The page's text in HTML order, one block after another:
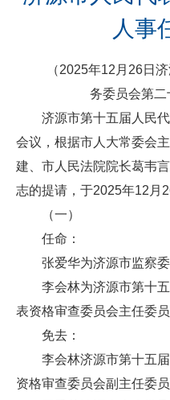
人事
（2025年12月26日
务委员会第二
济源市第十五届人民
会议，根据市人大常委会
建、市人民法院院长葛韦
志的提请，于2025年12月
（一）
任命：
张爱华为济源市监察
李会林为济源市第十
表资格审查委员会主任委员
免去：
李会林济源市第十五
资格审查委员会副主任委员